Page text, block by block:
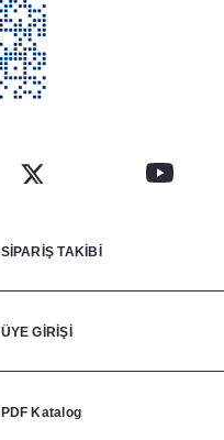
SİPARİŞ TAKİBİ
ÜYE GİRİŞİ
PDF Katalog